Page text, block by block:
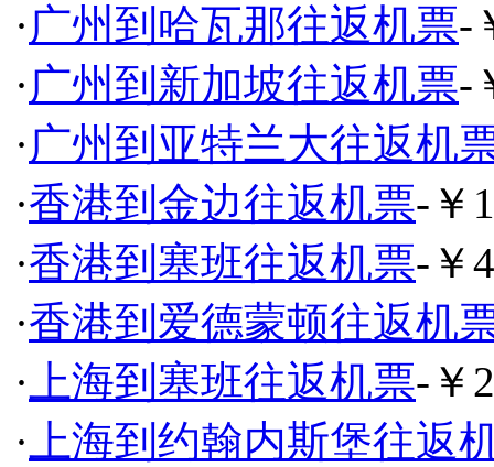
·广州到哈瓦那往返机票-
·广州到新加坡往返机票-
·广州到亚特兰大往返机
·香港到金边往返机票-￥
·香港到塞班往返机票-￥
·香港到爱德蒙顿往返机
· 上海到塞班往返机票-￥
· 上海到约翰内斯堡往返